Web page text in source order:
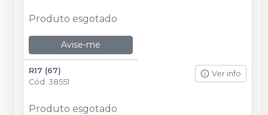
Produto esgotado
Avise-me
R17 (67)
Cód. 38551
Ver info
Produto esgotado